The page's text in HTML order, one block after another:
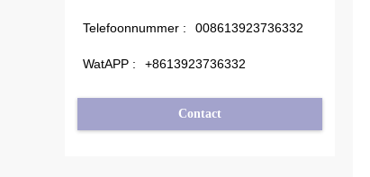
Telefoonnummer : 008613923736332
WatAPP : +8613923736332
Contact